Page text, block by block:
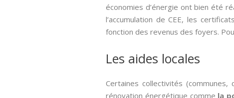
économies d’énergie ont bien été
l’accumulation de CEE, les
fonction des revenus des foyers.
Les aides locales
Certaines collectivités
rénovation énergétique comme la